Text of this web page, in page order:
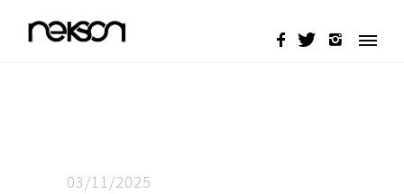
03/11/2025